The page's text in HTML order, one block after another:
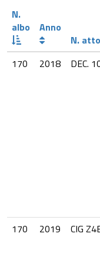
N.
albo
Anno
N. atto
170
2018 DEC.
170
2019 CIG